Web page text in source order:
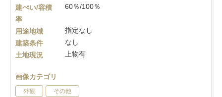
建ぺい/容積
率
60％/100％
用途地域
指定なし
建築条件
なし
土地現況
上物有
画像カテゴリ
外観 その他